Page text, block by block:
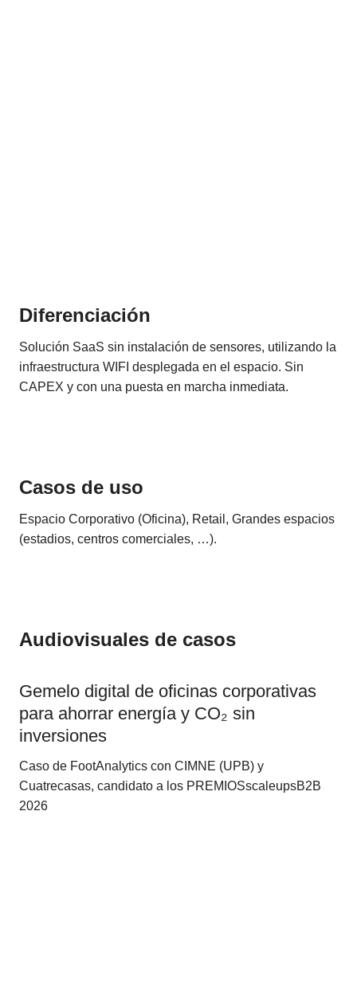
Diferenciación
Solución SaaS sin instalación de sensores, utilizando la
infraestructura WIFI desplegada en el espacio. Sin
CAPEX y con una puesta en marcha inmediata.
Casos de uso
Espacio Corporativo (Oficina), Retail, Grandes espacios
(estadios, centros comerciales, …).
Audiovisuales de casos
Gemelo digital de oficinas corporativas
para ahorrar energía y CO₂ sin
inversiones
Caso de FootAnalytics con CIMNE (UPB) y
Cuatrecasas, candidato a los PREMIOSscaleupsB2B
2026